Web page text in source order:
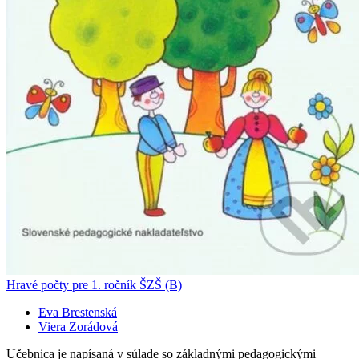
Hravé počty pre 1. ročník ŠZŠ (B)
Eva Brestenská
Viera Zorádová
Učebnica je napísaná v súlade so základnými pedagogickými